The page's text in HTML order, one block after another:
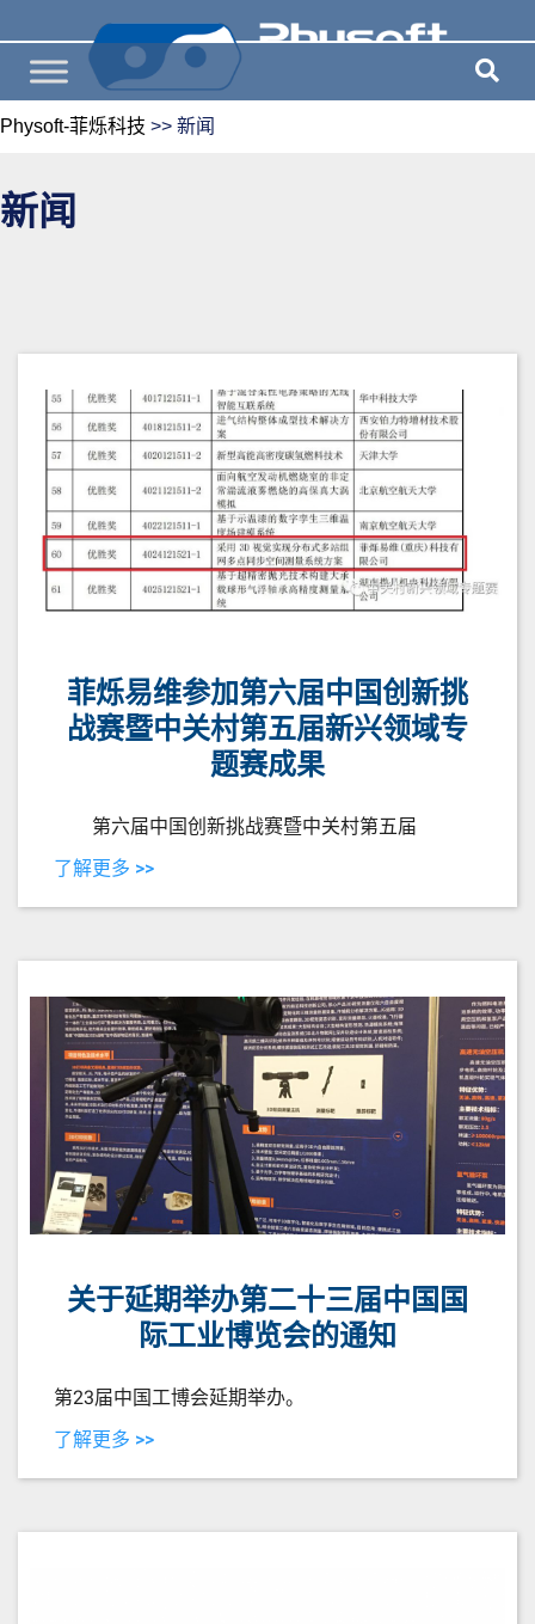
Physoft-菲烁科技 >> 新闻
新闻
菲烁易维参加第六届中国创新挑
战赛暨中关村第五届新兴领域专
题赛成果
第六届中国创新挑战赛暨中关村第五届
了解更多 >>
关于延期举办第二十三届中国国
际工业博览会的通知
第23届中国工博会延期举办。
了解更多 >>